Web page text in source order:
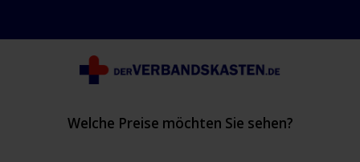
Welche Preise möchten Sie sehen?